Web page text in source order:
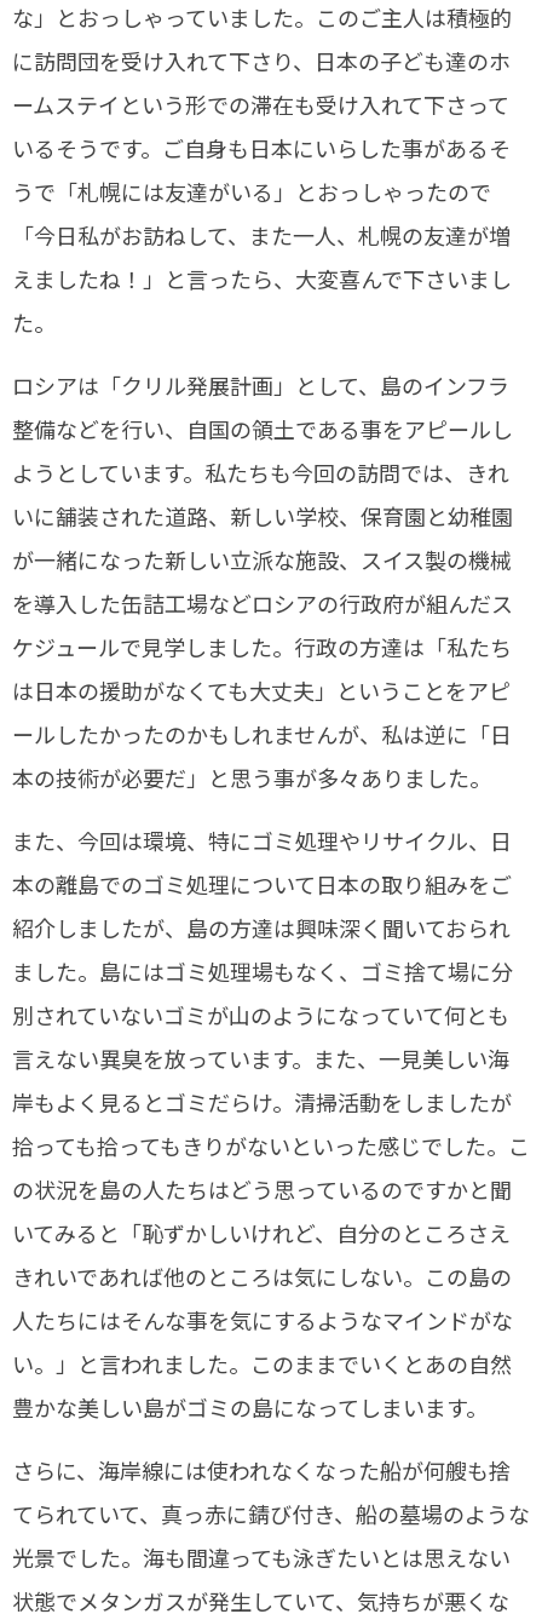
な」とおっしゃっていました。このご主人は積極的
に訪問団を受け入れて下さり、日本の子ども達のホ
ームステイという形での滞在も受け入れて下さって
いるそうです。ご自身も日本にいらした事があるそ
うで「札幌には友達がいる」とおっしゃったので
「今日私がお訪ねして、また一人、札幌の友達が増
えましたね！」と言ったら、大変喜んで下さいまし
た。
ロシアは「クリル発展計画」として、島のインフラ
整備などを行い、自国の領土である事をアピールし
ようとしています。私たちも今回の訪問では、きれ
いに舗装された道路、新しい学校、保育園と幼稚園
が一緒になった新しい立派な施設、スイス製の機械
を導入した缶詰工場などロシアの行政府が組んだス
ケジュールで見学しました。行政の方達は「私たち
は日本の援助がなくても大丈夫」ということをアピ
ールしたかったのかもしれませんが、私は逆に「日
本の技術が必要だ」と思う事が多々ありました。
また、今回は環境、特にゴミ処理やリサイクル、日
本の離島でのゴミ処理について日本の取り組みをご
紹介しましたが、島の方達は興味深く聞いておられ
ました。島にはゴミ処理場もなく、ゴミ捨て場に分
別されていないゴミが山のようになっていて何とも
言えない異臭を放っています。また、一見美しい海
岸もよく見るとゴミだらけ。清掃活動をしましたが
拾っても拾ってもきりがないといった感じでした。こ
の状況を島の人たちはどう思っているのですかと聞
いてみると「恥ずかしいけれど、自分のところさえ
きれいであれば他のところは気にしない。この島の
人たちにはそんな事を気にするようなマインドがな
い。」と言われました。このままでいくとあの自然
豊かな美しい島がゴミの島になってしまいます。
さらに、海岸線には使われなくなった船が何艘も捨
てられていて、真っ赤に錆び付き、船の墓場のような
光景でした。海も間違っても泳ぎたいとは思えない
状態でメタンガスが発生していて、気持ちが悪くな